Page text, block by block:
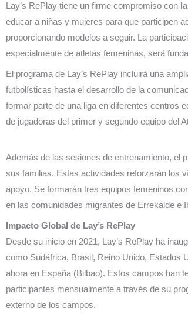
Lay’s RePlay tiene un firme compromiso con
educar a niñas y mujeres para que participen
proporcionando modelos a seguir. La
especialmente de atletas femeninas, será
El programa de Lay’s RePlay incluirá una
futbolísticas hasta el desarrollo de la
formar parte de una liga en diferentes centros
de jugadoras del primer y segundo equipo del
Además de las sesiones de entrenamiento, el
sus familias. Estas actividades reforzarán los
apoyo. Se formarán tres equipos femeninos
en las comunidades migrantes de Errekalde e
Impacto Global de Lay’s RePlay
Desde su inicio en 2021, Lay’s RePlay ha
como Sudáfrica, Brasil, Reino Unido, Estados
ahora en España (Bilbao). Estos campos han
participantes mensualmente a través de su
externo de los campos.